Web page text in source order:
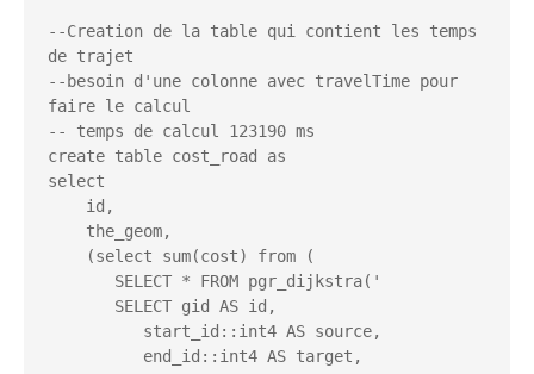
--Creation de la table qui contient les temps
de trajet
--besoin d'une colonne avec travelTime pour
faire le calcul
-- temps de calcul 123190 ms
create table cost_road as
select
id,
the_geom,
(select sum(cost) from (
SELECT * FROM pgr_dijkstra('
SELECT gid AS id,
start_id::int4 AS source,
end_id::int4 AS target,